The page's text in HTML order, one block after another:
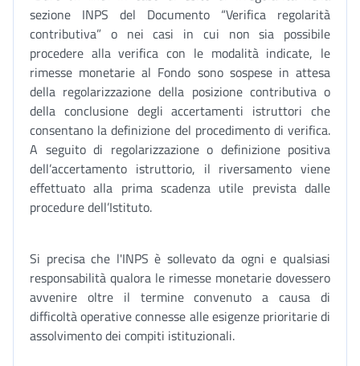
sezione INPS del Documento “Verifica regolarità
contributiva” o nei casi in cui non sia possibile
procedere alla verifica con le modalità indicate, le
rimesse monetarie al Fondo sono sospese in attesa
della regolarizzazione della posizione contributiva o
della conclusione degli accertamenti istruttori che
consentano la definizione del procedimento di verifica.
A seguito di regolarizzazione o definizione positiva
dell’accertamento istruttorio, il riversamento viene
effettuato alla prima scadenza utile prevista dalle
procedure dell’Istituto.
Si precisa che l'INPS è sollevato da ogni e qualsiasi
responsabilità qualora le rimesse monetarie dovessero
avvenire oltre il termine convenuto a causa di
difficoltà operative connesse alle esigenze prioritarie di
assolvimento dei compiti istituzionali.